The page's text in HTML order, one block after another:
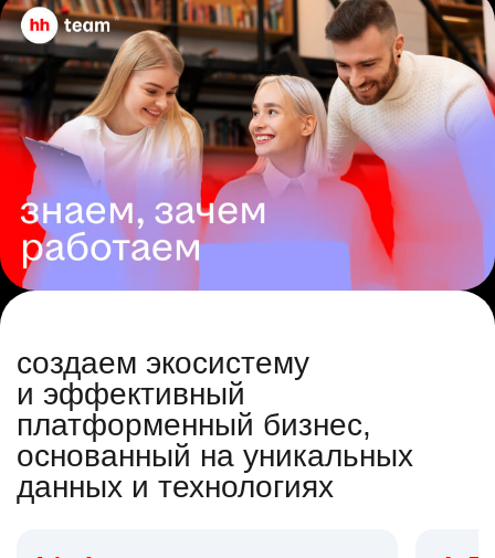
создаем экосистему
и эффективный
платформенный бизнес,
основанный на уникальных
данных и технологиях